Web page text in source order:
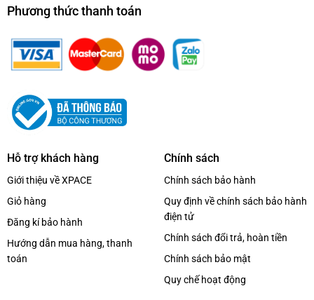
Phương thức thanh toán
Hỗ trợ khách hàng
Giới thiệu về XPACE
Giỏ hàng
Đăng kí bảo hành
Hướng dẫn mua hàng, thanh
toán
Chính sách
Chính sách bảo hành
Quy định về chính sách bảo hành
điện tử
Chính sách đổi trả, hoàn tiền
Chính sách bảo mật
Quy chế hoạt động